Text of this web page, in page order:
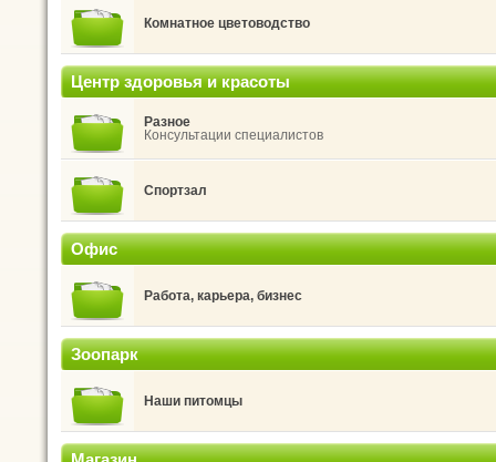
Комнатное цветоводство
Центр здоровья и красоты
Разное
Консультации специалистов
Спортзал
Офис
Работа, карьера, бизнес
Зоопарк
Наши питомцы